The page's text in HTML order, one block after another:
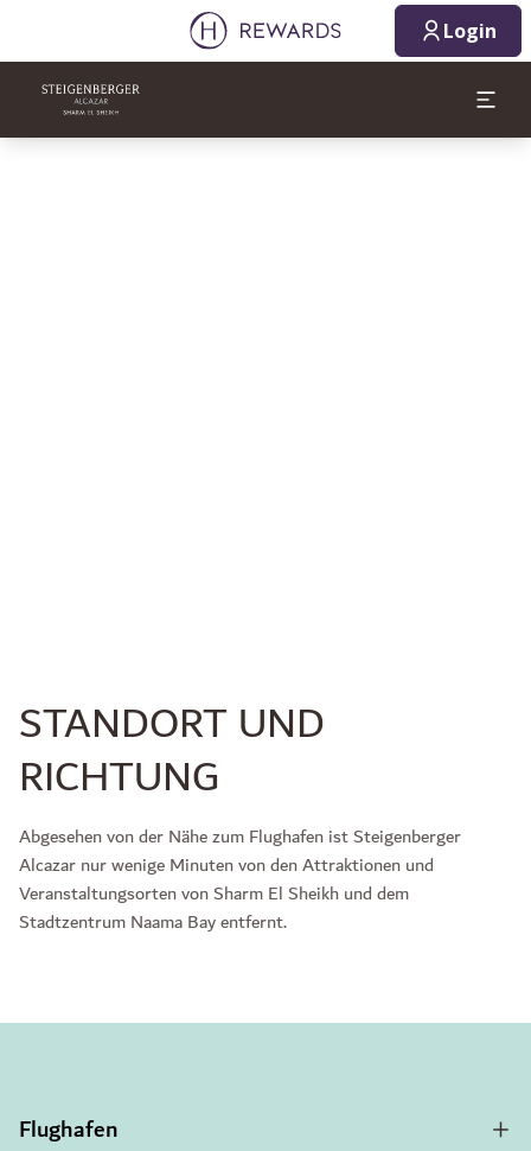
Login
STANDORT UND
RICHTUNG
Abgesehen von der Nähe zum Flughafen ist Steigenberger
Alcazar nur wenige Minuten von den Attraktionen und
Veranstaltungsorten von Sharm El Sheikh und dem
Stadtzentrum Naama Bay entfernt.
Flughafen